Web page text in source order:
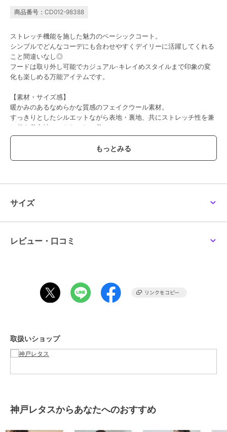
商品番号：CD012-98388
ストレッチ機能を施した魅力のベーシックコート。
シンプルでどんなコーデにも合わせやすくデイリーに活躍してくれる
こと間違いなし◎
フードは取り外し可能でカジュアル-キレイめスタイルまで印象の変
化も楽しめる万能アイテムです。
【素材・サイズ感】
暖かみのあるなめらかな質感のフェイクウール素材。
すっきりとしたシルエットながら表地・裏地、共にストレッチ性を兼
ね備え着心地にこだわった一着。
お好きなサイズ感から選べるうれしい3size展開です◎
ブランド 神戸レタス
ショップ
／ノーカラーコート
性別タイプ
ラック、ミント、アイボリー、杢
グレー
商品のお取り扱い方法
ウール/ポリエステル素材/無
ト/セレモニー・入学式・卒業式
サイズ
レビュー・口コミ
取扱いショップ
神戸レタスからあなたへのおすすめ